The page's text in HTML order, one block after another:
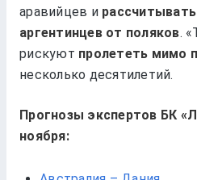
аравийцев и
аргентинцев от поляков.
рискуют пролететь мимо
несколько десятилетий.
Прогнозы экспертов БК
ноября: